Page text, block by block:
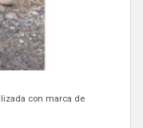
con marca de